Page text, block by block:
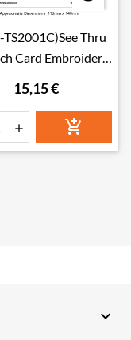
TS2001C)See Thru
Card Embroidery
15,15 €
 
keyboard_arrow_down